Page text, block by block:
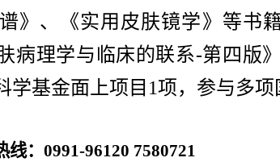
》、《实用皮肤镜学》等书
病理学与临床的联系-第四版
学基金面上项目1项，参与多项
线：0991-96120 7580721